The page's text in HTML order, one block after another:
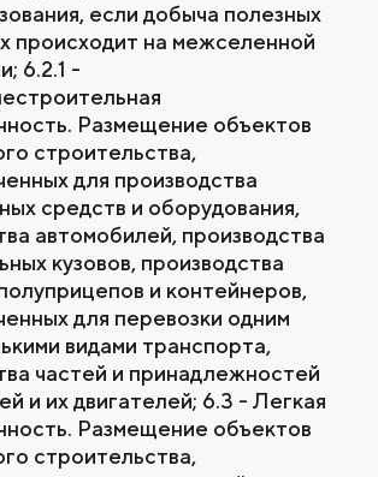
если добыча полезных
происходит на межселенной
6.2.1 -
Размещение объектов
строительства,
для производства
средств и оборудования,
автомобилей, производства
кузовов, производства
и контейнеров,
для перевозки одним
видами транспорта,
частей и принадлежностей
и их двигателей; 6.3 - Легкая
Размещение объектов
строительства,